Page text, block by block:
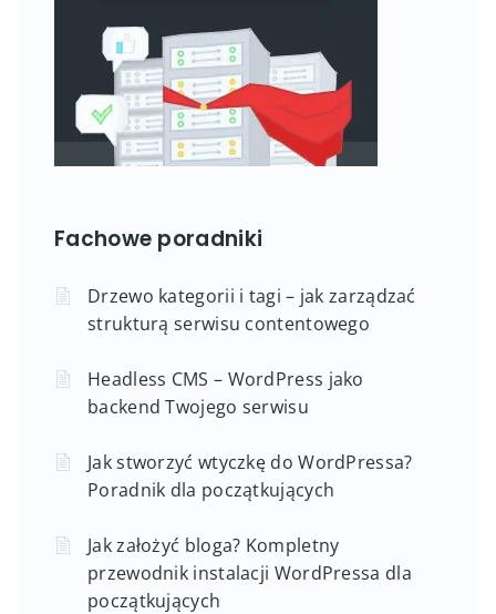
Fachowe poradniki
Drzewo kategorii i tagi – jak zarządzać
strukturą serwisu contentowego
Headless CMS – WordPress jako
backend Twojego serwisu
Jak stworzyć wtyczkę do WordPressa?
Poradnik dla początkujących
Jak założyć bloga? Kompletny
przewodnik instalacji WordPressa dla
początkujących